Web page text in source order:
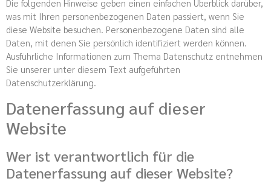
Die folgenden Hinweise geben einen einfachen Überblick darüber,
was mit Ihren personenbezogenen Daten passiert, wenn Sie
diese Website besuchen. Personenbezogene Daten sind alle
Daten, mit denen Sie persönlich identifiziert werden können.
Ausführliche Informationen zum Thema Datenschutz entnehmen
Sie unserer unter diesem Text aufgeführten
Datenschutzerklärung.
Datenerfassung auf dieser
Website
Wer ist verantwortlich für die
Datenerfassung auf dieser Website?